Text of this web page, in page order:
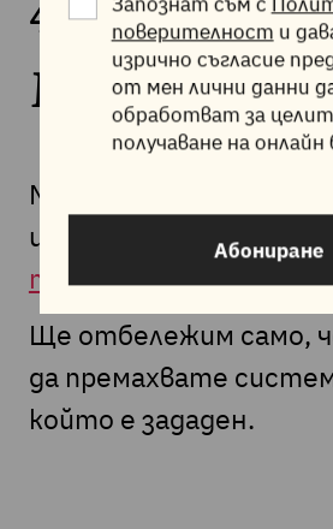
4.
MySQL
Можете да разгледате
информация относно
този материал.
Ще отбележим само,
да премахвате
който е зададен.
поверителност и
изрично съгласие
от мен лични данни
обработват за
получаване на
Абониране